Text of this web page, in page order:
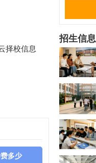
招生信息
择校信息
多少